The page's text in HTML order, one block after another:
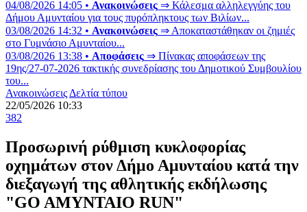
04/08/2026 14:05 • Ανακοινώσεις ⇒ Κάλεσμα αλληλεγγύης του
Δήμου Αμυνταίου για τους πυρόπληκτους των Βιλίων...
03/08/2026 14:32 • Ανακοινώσεις ⇒ Αποκαταστάθηκαν οι ζημιές
στο Γυμνάσιο Αμυνταίου...
03/08/2026 13:38 • Αποφάσεις ⇒ Πίνακας αποφάσεων της
19ης/27-07-2026 τακτικής συνεδρίασης του Δημοτικού Συμβουλίου
του...
Ανακοινώσεις Δελτία τύπου
22/05/2026 10:33
382
Προσωρινή ρύθμιση κυκλοφορίας
οχημάτων στον Δήμο Αμυνταίου κατά την
διεξαγωγή της αθλητικής εκδήλωσης
"GO AMYNTAIO RUN"